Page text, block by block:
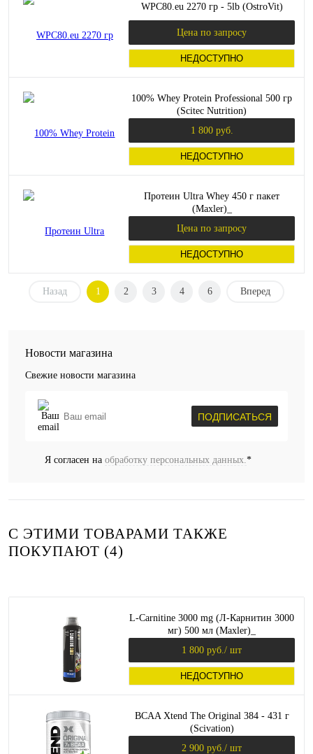
WPC80.eu 2270 гр - 5lb (OstroVit)
Цена по запросу
НЕДОСТУПНО
100% Whey Protein Professional 500 гр
(Scitec Nutrition)
1 800 руб.
НЕДОСТУПНО
Протеин Ultra Whey 450 г пакет
(Maxler)_
Цена по запросу
НЕДОСТУПНО
Назад 1 2 3 4 6 Вперед
Новости магазина
Свежие новости магазина
ПОДПИСАТЬСЯ
Я согласен на обработку персональных данных. *
С ЭТИМИ ТОВАРАМИ ТАКЖЕ
ПОКУПАЮТ (4)
L-Carnitine 3000 mg (Л-Карнитин 3000
мг) 500 мл (Maxler)_
1 800 руб. / шт
НЕДОСТУПНО
BCAA Xtend The Original 384 - 431 г
(Scivation)
2 900 руб. / шт